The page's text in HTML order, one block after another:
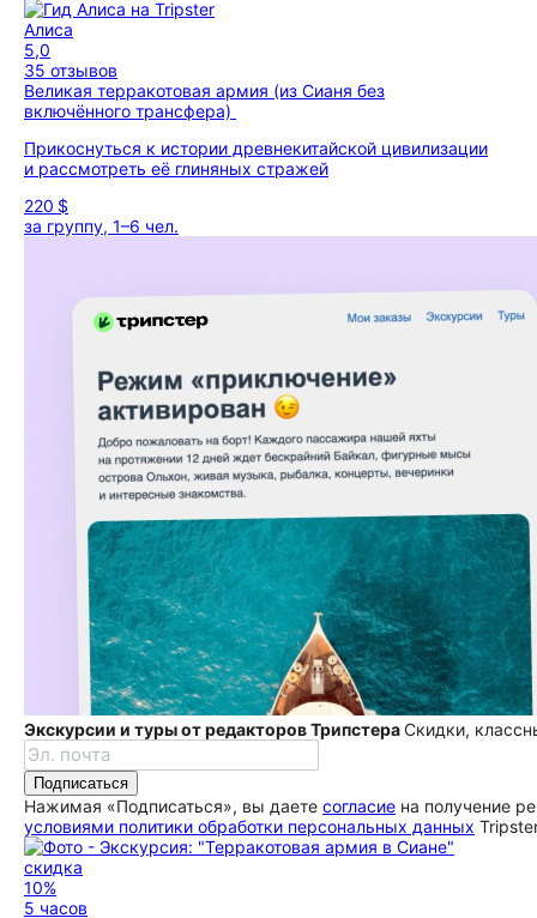
Алиса
5,0
35 отзывов
Великая терракотовая армия (из Сианя без
включённого трансфера)
Прикоснуться к истории древнекитайской цивилизации
и рассмотреть её глиняных стражей
220 $
за группу, 1–6 чел.
Экскурсии и туры от редакторов ТрипстераСкидки,
Подписаться
Нажимая «Подписаться», вы даете согласие на получение
условиями политики обработки персональных данных
скидка
10%
5 часов